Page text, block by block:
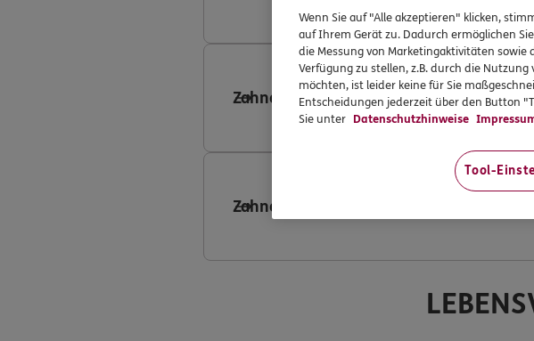
Zahnersatzversicherung mit
Zahnersatzversicherung mit
Wenn Sie auf "Alle akzeptieren" klicken,
auf Ihrem Gerät zu. Dadurch ermöglichen
die Messung von Marketingaktivitäten
Verfügung zu stellen, z.B. durch die Nutzung
möchten, ist leider keine für Sie
Entscheidungen jederzeit über den Button
Sie unter Datenschutzhinweise
Tool-